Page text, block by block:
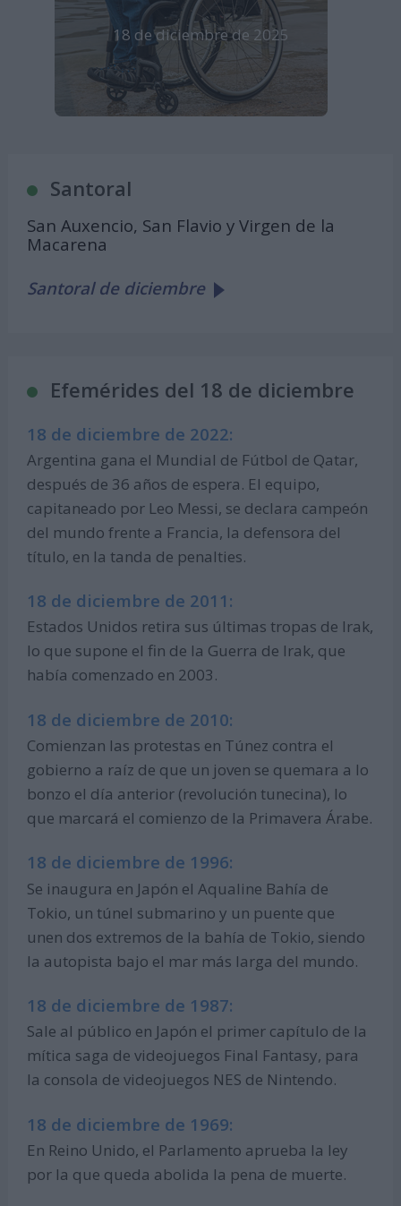
18 de diciembre de 2025
Se celebra en España
Santoral
San Auxencio, San Flavio y Virgen de la
Macarena
Santoral de diciembre
Efemérides del 18 de diciembre
18 de diciembre de 2022:
Argentina gana el Mundial de Fútbol de Qatar,
después de 36 años de espera. El equipo,
capitaneado por Leo Messi, se declara campeón
del mundo frente a Francia, la defensora del
título, en la tanda de penalties.
18 de diciembre de 2011:
Estados Unidos retira sus últimas tropas de Irak,
lo que supone el fin de la Guerra de Irak, que
había comenzado en 2003.
18 de diciembre de 2010:
Comienzan las protestas en Túnez contra el
gobierno a raíz de que un joven se quemara a lo
bonzo el día anterior (revolución tunecina), lo
que marcará el comienzo de la Primavera Árabe.
18 de diciembre de 1996:
Se inaugura en Japón el Aqualine Bahía de
Tokio, un túnel submarino y un puente que
unen dos extremos de la bahía de Tokio, siendo
la autopista bajo el mar más larga del mundo.
18 de diciembre de 1987:
Sale al público en Japón el primer capítulo de la
mítica saga de videojuegos Final Fantasy, para
la consola de videojuegos NES de Nintendo.
18 de diciembre de 1969:
En Reino Unido, el Parlamento aprueba la ley
por la que queda abolida la pena de muerte.